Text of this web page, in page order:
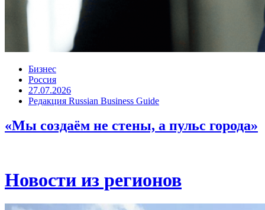
Бизнес
Россия
27.07.2026
Редакция Russian Business Guide
«Мы создаём не стены, а пульс города»
Новости из регионов